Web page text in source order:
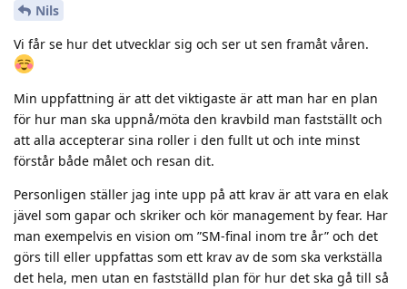
Nils
Vi får se hur det utvecklar sig och ser ut sen framåt våren.
Min uppfattning är att det viktigaste är att man har en plan
för hur man ska uppnå/möta den kravbild man fastställt och
att alla accepterar sina roller i den fullt ut och inte minst
förstår både målet och resan dit.
Personligen ställer jag inte upp på att krav är att vara en elak
jävel som gapar och skriker och kör management by fear. Har
man exempelvis en vision om ”SM-final inom tre år” och det
görs till eller uppfattas som ett krav av de som ska verkställa
det hela, men utan en fastställd plan för hur det ska gå till så